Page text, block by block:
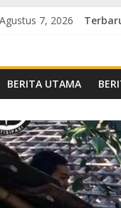
7, 2026
BERITA UTAMA